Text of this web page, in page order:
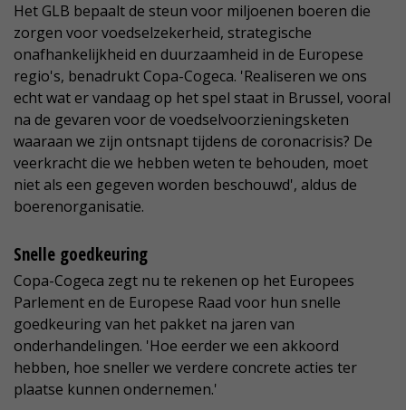
Het GLB bepaalt de steun voor miljoenen boeren die
zorgen voor voedselzekerheid, strategische
onafhankelijkheid en duurzaamheid in de Europese
regio's, benadrukt Copa-Cogeca. 'Realiseren we ons
echt wat er vandaag op het spel staat in Brussel, vooral
na de gevaren voor de voedselvoorzieningsketen
waaraan we zijn ontsnapt tijdens de coronacrisis? De
veerkracht die we hebben weten te behouden, moet
niet als een gegeven worden beschouwd', aldus de
boerenorganisatie.
Snelle goedkeuring
Copa-Cogeca zegt nu te rekenen op het Europees
Parlement en de Europese Raad voor hun snelle
goedkeuring van het pakket na jaren van
onderhandelingen. 'Hoe eerder we een akkoord
hebben, hoe sneller we verdere concrete acties ter
plaatse kunnen ondernemen.'